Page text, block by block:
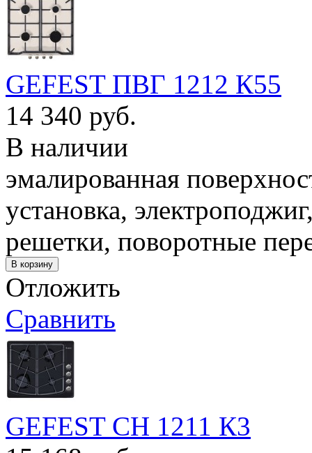
GEFEST ПВГ 1212 К55
14 340 руб.
В наличии
эмалированная
установка,
решетки, поворотные
Отложить
Сравнить
GEFEST СН 1211 К3